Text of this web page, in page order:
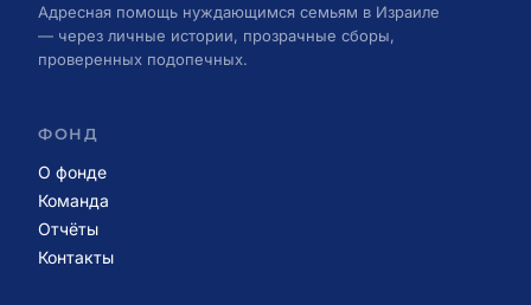
Адресная помощь нуждающимся семьям в Израиле
— через личные истории, прозрачные сборы,
проверенных подопечных.
ФОНД
О фонде
Команда
Отчёты
Контакты